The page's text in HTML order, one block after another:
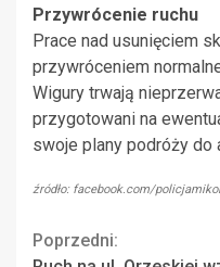
Przywrócenie ruchu
Prace nad usunięciem
przywróceniem
Wigury trwają
przygotowani na
swoje plany podróży do
źródło: facebook.com/
Continue
Poprzedni: